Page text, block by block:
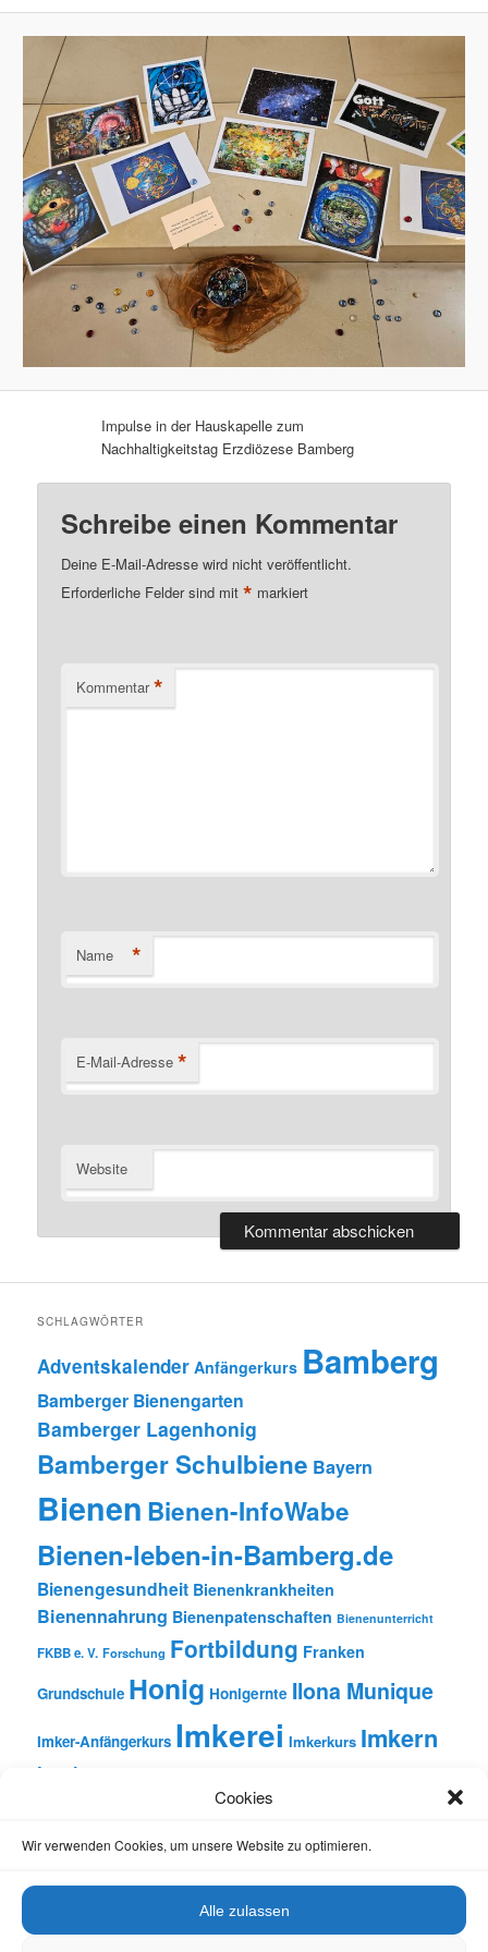
Cookies
Wir verwenden Cookies, um unsere Website zu optimieren.
Alle zulassen
Impulse in der Hauskapelle zum
Nachhaltigkeitstag Erzdiözese Bamberg
Schreibe einen Kommentar
Deine E-Mail-Adresse wird nicht veröffentlicht.
Erforderliche Felder sind mit* markiert
Kommentar *
Name *
E-Mail-Adresse *
Website
SCHLAGWÖRTER
Adventskalender Anfängerkurs Bamberg
Bamberger Bienengarten
Bamberger Lagenhonig
Bamberger Schulbiene Bayern
Bienen Bienen-InfoWabe
Bienen-leben-in-Bamberg.de
Bienengesundheit Bienenkrankheiten
Bienennahrung Bienenpatenschaften Bienenunterricht
FKBB e. V. Forschung Fortbildung Franken
Grundschule Honig Honigernte Ilona Munique
Imker-Anfängerkurs Imkerei Imkerkurs Imkern
Insekten
Natur Oberfranken
Schulunterricht Unterricht
Vortrag Wachs